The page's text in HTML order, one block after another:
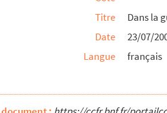
Titre
Dans la
Date
23/07/
Langue
français